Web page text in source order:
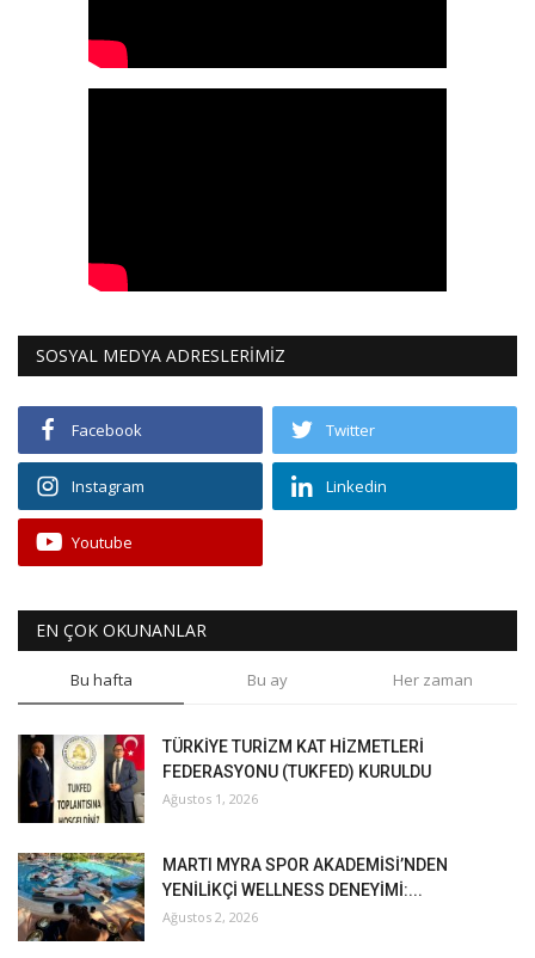
SOSYAL MEDYA ADRESLERİMİZ
Facebook Twitter
Instagram Linkedin
Youtube
EN ÇOK OKUNANLAR
Bu hafta Bu ay Her zaman
TÜRKİYE TURİZM KAT HİZMETLERİ
FEDERASYONU (TUKFED) KURULDU
Ağustos 1, 2026
MARTI MYRA SPOR AKADEMİSİ’NDEN
YENİLİKÇİ WELLNESS DENEYİMİ:...
Ağustos 2, 2026